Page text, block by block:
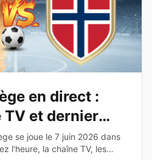
en direct :
TV et dernier
2026
se joue le 7 juin 2026 dans
l'heure, la chaîne TV, les